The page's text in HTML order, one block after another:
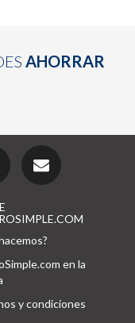
AHORRAR
en la
y condiciones